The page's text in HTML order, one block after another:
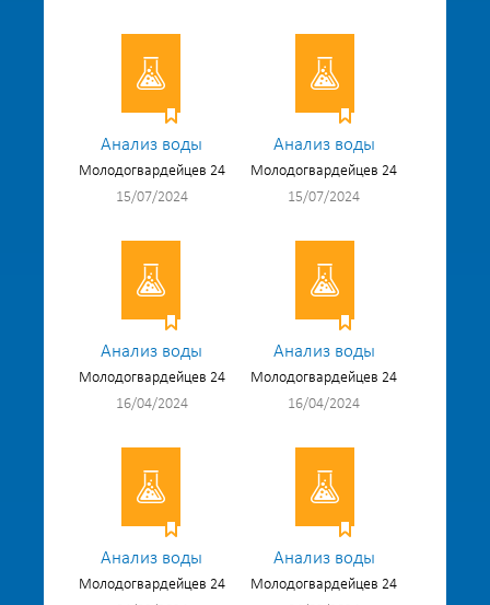
Анализ воды
Молодогвардейцев 24
15/07/2024
Анализ воды
Молодогвардейцев 24
15/07/2024
Анализ воды
Молодогвардейцев 24
16/04/2024
Анализ воды
Молодогвардейцев 24
16/04/2024
Анализ воды
Молодогвардейцев 24
Анализ воды
Молодогвардейцев 24